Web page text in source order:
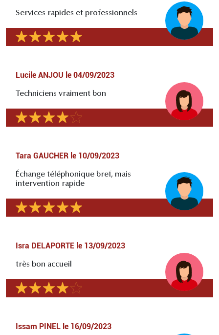
Services rapides et professionnels
Lucile ANJOU le 04/09/2023
Techniciens vraiment bon
Tara GAUCHER le 10/09/2023
Échange téléphonique bref, mais
intervention rapide
Isra DELAPORTE le 13/09/2023
très bon accueil
Issam PINEL le 16/09/2023